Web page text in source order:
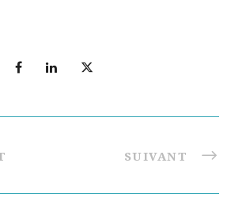
SUIVANT